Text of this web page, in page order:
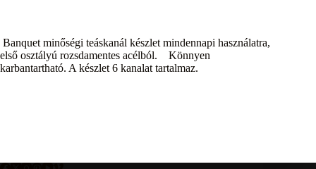
Banquet minőségi teáskanál készlet mindennapi használatra,
első osztályú rozsdamentes acélból. Könnyen
karbantartható. A készlet 6 kanalat tartalmaz.